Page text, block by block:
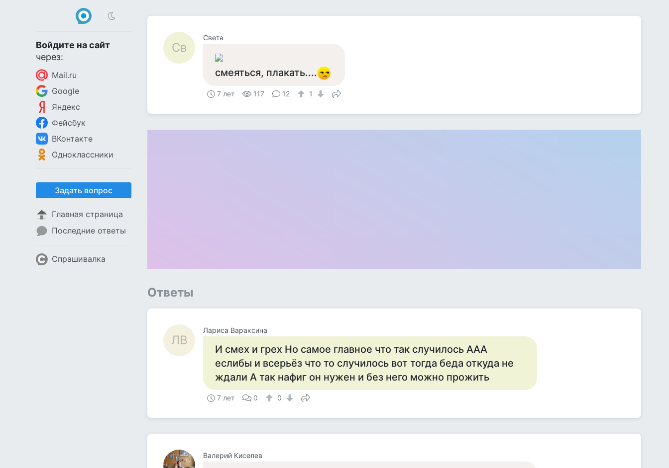
Войдите на сайт
через:
Mail.ru
Google
Яндекс
Фейсбук
ВКонтакте
Одноклассники
Задать вопрос
Главная страница
Последние ответы
Спрашивалка
Св
Света
смеяться, плакать....
7 лет 117 12 1
Ответы
ЛВ
Лариса Вараксина
И смех и грех Но самое главное что так случилось ААА
еслибы и всерьёз что то случилось вот тогда беда откуда не
ждали А так нафиг он нужен и без него можно прожить
7 лет 0 0
Валерий Киселев